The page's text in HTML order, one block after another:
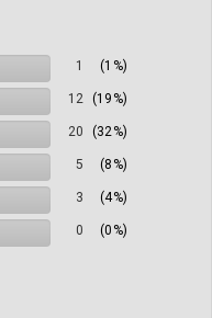
1 (1%)
12 (19%)
20 (32%)
5 (8%)
3 (4%)
0 (0%)